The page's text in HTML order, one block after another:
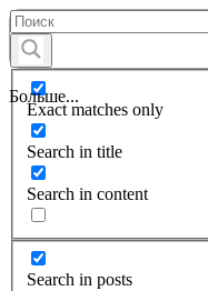
Больше...
Exact matches only
Search in title
Search in content
Search in posts